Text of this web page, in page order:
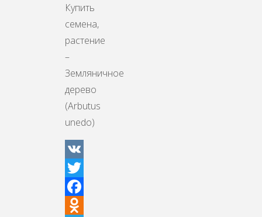
Купить
семена,
растение
–
Земляничное
дерево
(Arbutus
unedo)
VK
Twitter
Facebook